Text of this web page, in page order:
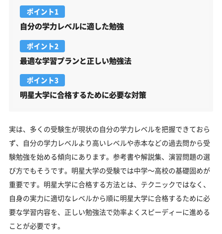
ポイント1
自分の学力レベルに適した勉強
ポイント2
最適な学習プランと正しい勉強法
ポイント3
明星大学に合格するために必要な対策
実は、多くの受験生が現状の自分の学力レベルを把握できておら
ず、自分の学力レベルより高いレベルや赤本などの過去問から受
験勉強を始める傾向にあります。参考書や解説集、演習問題の選
び方でもそうです。明星大学の受験では中学～高校の基礎固めが
重要です。明星大学に合格する方法とは、テクニックではなく、
自身の実力に適切なレベルから順に明星大学に合格するために必
要な学習内容を、正しい勉強法で効率よくスピーディーに進める
ことが必要です。